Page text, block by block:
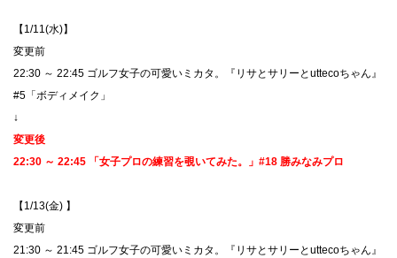
【1/11(水)】
​変更前
22:30 ～ 22:45 ゴルフ女子の可愛いミカタ。『リサとサリーとuttecoちゃん』
#5「ボディメイク」
↓
変更後
22:30 ～ 22:45 「女子プロの練習を覗いてみた。」#18 勝みなみプロ
【1/13(金) 】
​変更前
21:30 ～ 21:45 ゴルフ女子の可愛いミカタ。『リサとサリーとuttecoちゃん』